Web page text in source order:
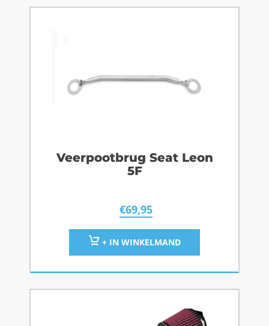
Veerpootbrug Seat Leon
5F
€69,95
+ IN WINKELMAND